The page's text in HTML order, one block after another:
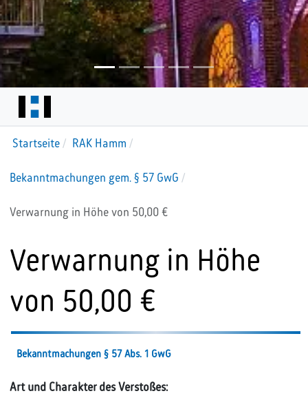
Startseite RAK Hamm
Bekanntmachungen gem. § 57 GwG
Verwarnung in Höhe von 50,00 €
Verwarnung in Höhe
von 50,00 €
Bekanntmachungen § 57 Abs. 1 GwG
Art und Charakter des Verstoßes: